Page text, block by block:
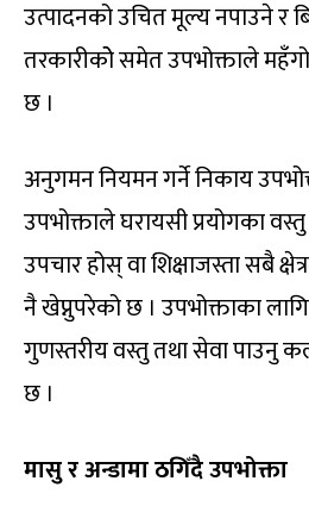
उत्पादनको उचित मूल्य नपाउने र
तरकारीकोे समेत उपभोक्ताले महँगो
छ ।
अनुगमन नियमन गर्ने निकाय
उपभोक्ताले घरायसी प्रयोगका
उपचार होस् वा शिक्षाजस्ता सबै
नै खेप्नुपरेको छ । उपभोक्ताका
गुणस्तरीय वस्तु तथा सेवा पाउनु
छ ।
मासु र अन्डामा ठगिँदै उपभोक्ता